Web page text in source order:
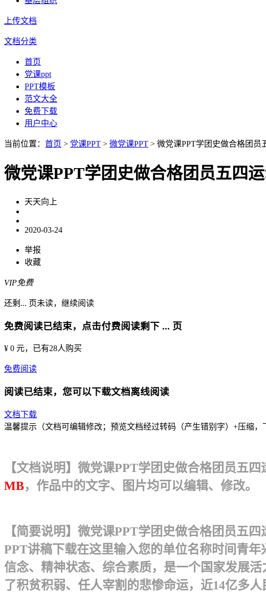
上传文档
文档分类
首页
党课ppt
PPT模板
范文大全
免费下载
用户中心
当前位置： 首页 > 党课PPT > 微党课PPT > 微党课PPT学团史做合格团员
微党课PPT学团史做合格团员五四
天天向上
2020-03-24
举报
收藏
VIP免费
还剩 ... 页未读， 继续阅读
免费阅读已结束，点击付费阅读剩下 ... 页
¥ 0 元，已有28人购买
免费阅读
阅读已结束，您可以下载文档离线阅读
文档下载
温馨提示（文档可编辑修改；预览文档经过转码（产生错别字）+压缩，
【文档说明】微党课PPT学团史做合格团员五
MB，作品中的文字、图片均可以编辑、修改。
【简要说明】微党课PPT学团史做合格团员五
PPT讲稿下载 在这里输入您的单位名称时间 青
信念、精神状态、综合素质，是一个国家发展
了积贫积弱、任人宰割的悲惨命运，近14亿多